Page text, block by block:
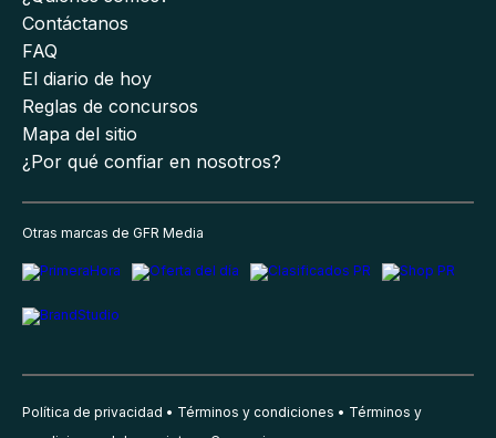
Contáctanos
FAQ
El diario de hoy
Reglas de concursos
Mapa del sitio
¿Por qué confiar en nosotros?
Otras marcas de GFR Media
Política de privacidad Términos y condiciones
Términos y